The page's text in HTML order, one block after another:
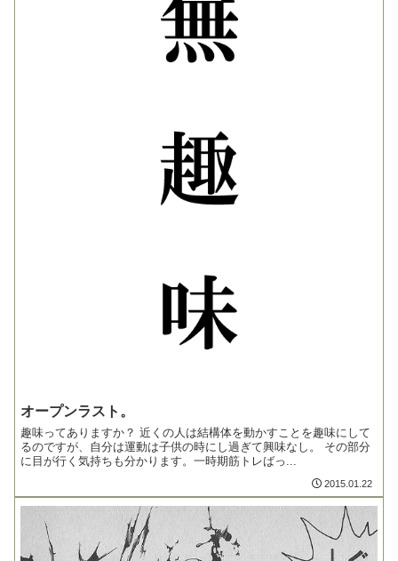
オープンラスト。
趣味ってありますか？ 近くの人は結構体を動かすことを趣味にして
るのですが、自分は運動は子供の時にし過ぎて興味なし。 その部分
に目が行く気持ちも分かります。一時期筋トレばっ...
2015.01.22